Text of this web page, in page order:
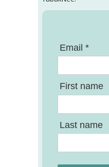
Email *
First name
Last name